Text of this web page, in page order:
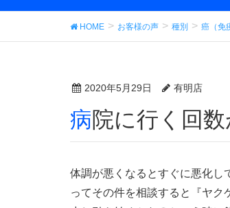
HOME お客様の声 種別 癌（免
2020年5月29日 有明店
病院に行く
体調が悪くなるとすぐに悪化し
ってその件を相談すると『ヤ